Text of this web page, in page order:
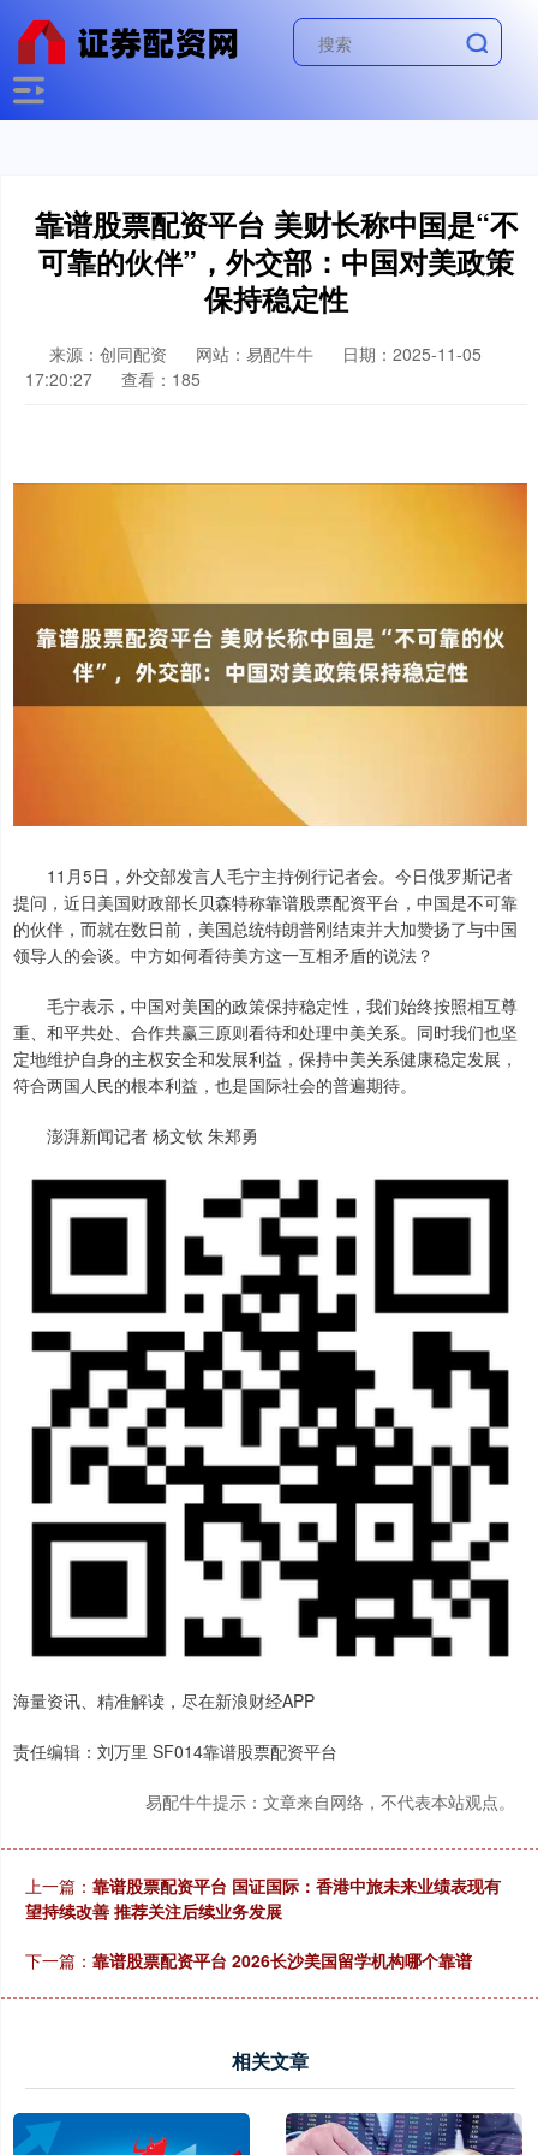
靠谱股票配资平台 美财长称中国是“不
可靠的伙伴”，外交部：中国对美政策
保持稳定性
来源：创同配资 网站：易配牛牛
日期：2025-11-05
17:20:27
查看：185
11月5日，外交部发言人毛宁主持例行记者会。今日俄罗斯记者
提问，近日美国财政部长贝森特称靠谱股票配资平台，中国是不可靠
的伙伴，而就在数日前，美国总统特朗普刚结束并大加赞扬了与中国
领导人的会谈。中方如何看待美方这一互相矛盾的说法？
毛宁表示，中国对美国的政策保持稳定性，我们始终按照相互尊
重、和平共处、合作共赢三原则看待和处理中美关系。同时我们也坚
定地维护自身的主权安全和发展利益，保持中美关系健康稳定发展，
符合两国人民的根本利益，也是国际社会的普遍期待。
澎湃新闻记者 杨文钦 朱郑勇
海量资讯、精准解读，尽在新浪财经APP
责任编辑：刘万里 SF014靠谱股票配资平台
易配牛牛提示：文章来自网络，不代表本站观点。
上一篇： 靠谱股票配资平台 国证国际：香港中旅未来业绩表现有
望持续改善 推荐关注后续业务发展
下一篇： 靠谱股票配资平台 2026长沙美国留学机构哪个靠谱
相关文章